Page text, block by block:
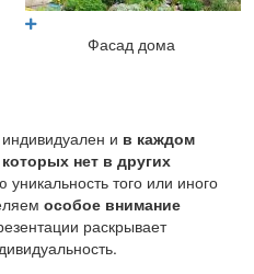
Фасад дома
и в каждом
нет в других
того или иного
особое внимание
раскрывает